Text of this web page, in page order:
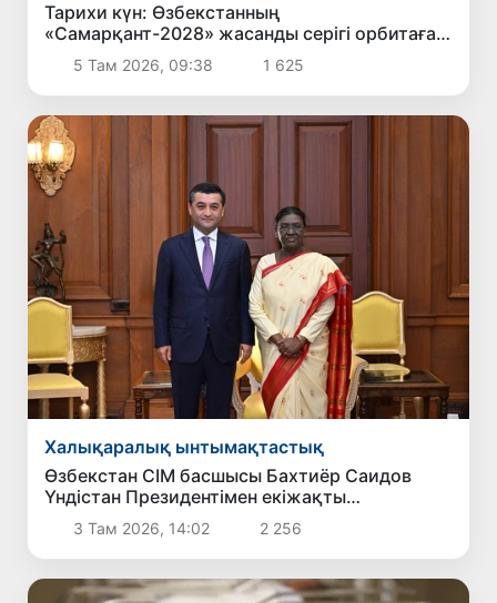
Тарихи күн: Өзбекстанның
«Самарқант-2028» жасанды серігі орбитаға
сәтті шығарылды
5 Там 2026, 09:38 1 625
Халықаралық ынтымақтастық
Өзбекстан СІМ басшысы Бахтиёр Саидов
Үндістан Президентімен екіжақты
байланыстарды нығайту мәселелерін
талқылады
3 Там 2026, 14:02 2 256